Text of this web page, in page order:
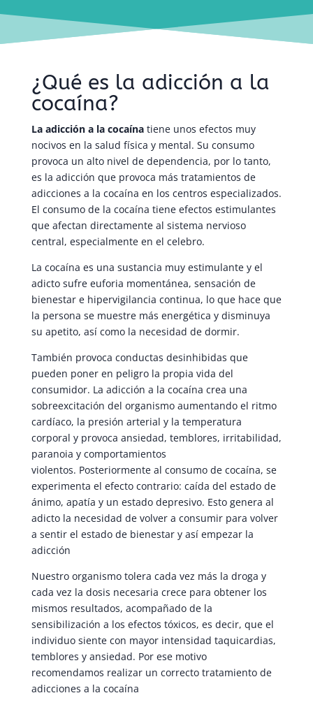
¿Qué es la adicción a la
cocaína?
La adicción a la cocaínatiene unos efectos muy
nocivos en la salud física y mental. Su consumo
provoca un alto nivel de dependencia, por lo tanto,
es la adicción que provoca más tratamientos de
adicciones a la cocaína en los centros especializados.
El consumo de la cocaína tiene efectos estimulantes
que afectan directamente al sistema nervioso
central, especialmente en el celebro.
La cocaína es una sustancia muy estimulante y el
adicto sufre euforia momentánea, sensación de
bienestar e hipervigilancia continua, lo que hace que
la persona se muestre más energética y disminuya
su apetito, así como la necesidad de dormir.
También provoca conductas desinhibidas que
pueden poner en peligro la propia vida del
consumidor. La adicción a la cocaína crea una
sobreexcitación del organismo aumentando el ritmo
cardíaco, la presión arterial y la temperatura
corporal y provoca ansiedad, temblores, irritabilidad,
paranoia y comportamientos
violentos. Posteriormente al consumo de cocaína, se
experimenta el efecto contrario: caída del estado de
ánimo, apatía y un estado depresivo. Esto genera al
adicto la necesidad de volver a consumir para volver
a sentir el estado de bienestar y así empezar la
adicción
Nuestro organismo tolera cada vez más la droga y
cada vez la dosis necesaria crece para obtener los
mismos resultados, acompañado de la
sensibilización a los efectos tóxicos, es decir, que el
individuo siente con mayor intensidad taquicardias,
temblores y ansiedad. Por ese motivo
recomendamos realizar un correcto tratamiento de
adicciones a la cocaína